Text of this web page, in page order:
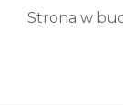
Strona w